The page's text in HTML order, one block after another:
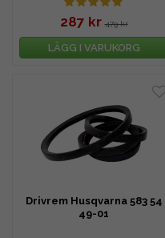
287 kr 479 kr
LÄGG I VARUKORG
Drivrem Husqvarna 583 54
49-01